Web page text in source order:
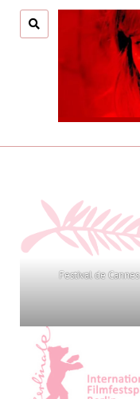
Festival de Cannes